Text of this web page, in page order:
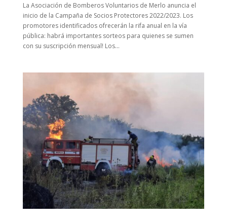
La Asociación de Bomberos Voluntarios de Merlo anuncia el
inicio de la Campaña de Socios Protectores 2022/2023. Los
promotores identificados ofrecerán la rifa anual en la vía
pública: habrá importantes sorteos para quienes se sumen
con su suscripción mensual! Los...